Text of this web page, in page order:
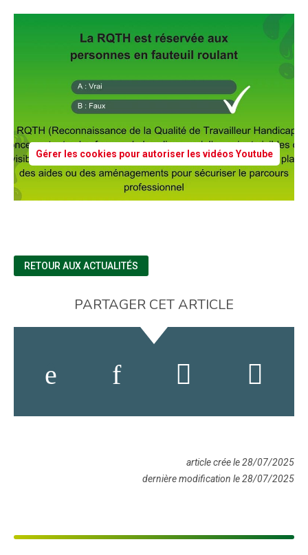
Gérer les cookies pour autoriser les vidéos Youtube
RETOUR AUX ACTUALITÉS
PARTAGER CET ARTICLE
article crée le 28/07/2025
dernière modification le 28/07/2025